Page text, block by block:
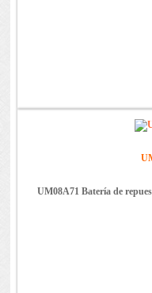
UM08A71 Batería de